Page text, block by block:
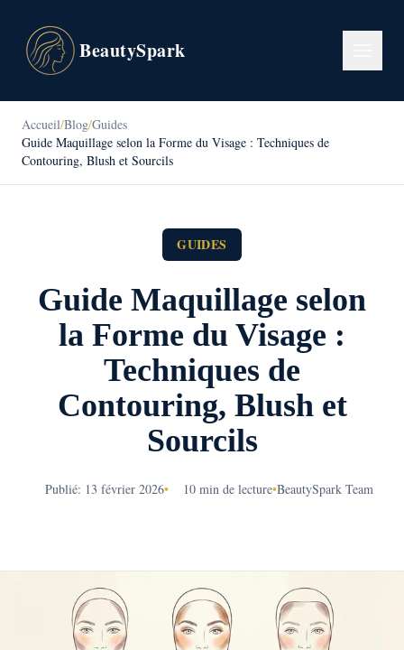
BeautySpark
Accueil/Blog/Guides
Guide Maquillage selon la Forme du Visage : Techniques de
Contouring, Blush et Sourcils
GUIDES
Guide Maquillage selon
la Forme du Visage :
Techniques de
Contouring, Blush et
Sourcils
Publié: 13 février 2026• 10 min de lecture•BeautySpark Team